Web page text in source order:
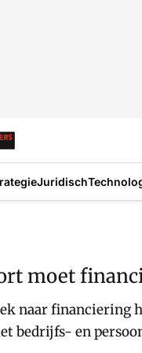
Juridisch
moet
naar financiering
bedrijfs- en